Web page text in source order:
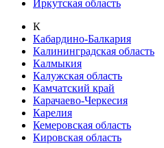
Иркутская область
К
Кабардино-Балкария
Калининградская область
Калмыкия
Калужская область
Камчатский край
Карачаево-Черкесия
Карелия
Кемеровская область
Кировская область